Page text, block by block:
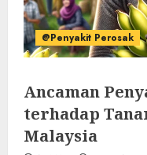
@Penyakit Perosak
Ancaman
terhadap
Malaysia